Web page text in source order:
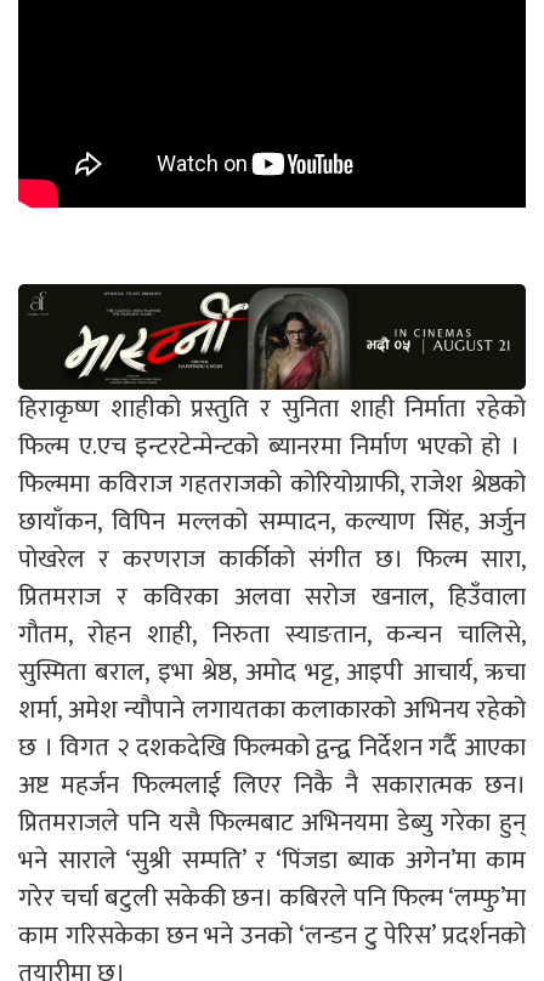
हिराकृष्ण शाहीको प्रस्तुति र सुनिता शाही निर्माता रहेको
फिल्म ए.एच इन्टरटेन्मेन्टको ब्यानरमा निर्माण भएको हो ।
फिल्ममा कविराज गहतराजको कोरियोग्राफी, राजेश श्रेष्ठको
छायाँकन, विपिन मल्लको सम्पादन, कल्याण सिंह, अर्जुन
पोखरेल र करणराज कार्कीको संगीत छ। फिल्म सारा,
प्रितमराज र कविरका अलवा सरोज खनाल, हिउँवाला
गौतम, रोहन शाही, निरुता स्याङतान, कन्चन चालिसे,
सुस्मिता बराल, इभा श्रेष्ठ, अमोद भट्ट, आइपी आचार्य, ऋचा
शर्मा, अमेश न्यौपाने लगायतका कलाकारको अभिनय रहेको
छ । विगत २ दशकदेखि फिल्मको द्वन्द्व निर्देशन गर्दै आएका
अष्ट महर्जन फिल्मलाई लिएर निकै नै सकारात्मक छन।
प्रितमराजले पनि यसै फिल्मबाट अभिनयमा डेब्यु गरेका हुन्
भने साराले ‘सुश्री सम्पति’ र ‘पिंजडा ब्याक अगेन’मा काम
गरेर चर्चा बटुली सकेकी छन। कबिरले पनि फिल्म ‘लम्फु’मा
काम गरिसकेका छन भने उनको ‘लन्डन टु पेरिस’ प्रदर्शनको